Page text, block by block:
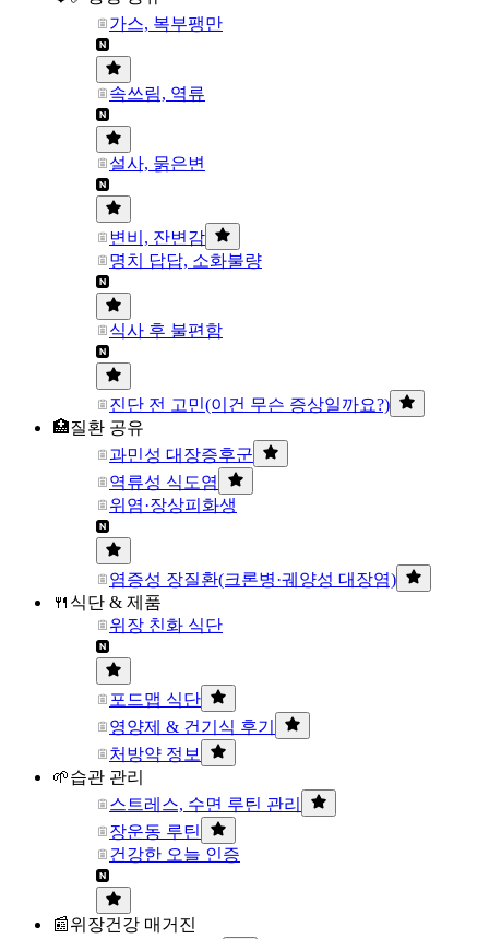
가스, 복부팽만
속쓰림, 역류
설사, 묽은변
변비, 잔변감
명치 답답, 소화불량
식사 후 불편함
진단 전 고민(이건 무슨 증상일까요?)
🏥질환 공유
과민성 대장증후군
역류성 식도염
위염·장상피화생
염증성 장질환(크론병·궤양성 대장염)
🍴식단 & 제품
위장 친화 식단
포드맵 식단
영양제 & 건기식 후기
처방약 정보
🌱습관 관리
스트레스, 수면 루틴 관리
장운동 루틴
건강한 오늘 인증
📰위장건강 매거진